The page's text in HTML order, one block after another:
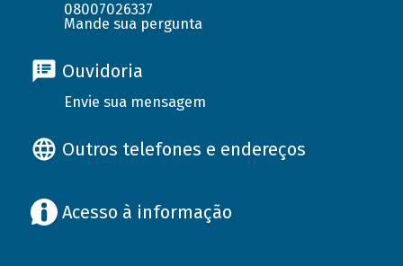
08007026337
Mande sua pergunta
Ouvidoria
Envie sua mensagem
Outros telefones e endereços
Acesso à informação